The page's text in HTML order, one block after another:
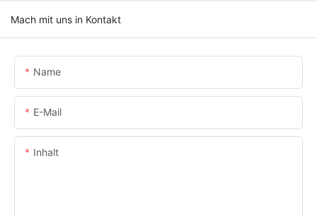
Mach mit uns in Kontakt
Name
E-Mail
Inhalt